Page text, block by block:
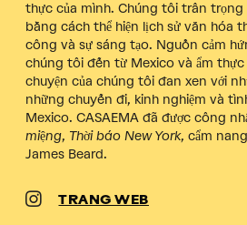
thực của mình. Chúng tôi trân
bằng cách thể hiện lịch sử văn hóa
công và sự sáng tạo. Nguồn cảm
chúng tôi đến từ Mexico và ẩm thực
chuyện của chúng tôi đan xen với
những chuyến đi, kinh nghiệm và
Mexico. CASAEMA đã được công
miệng, Thời báo New York, cẩm
James Beard.
TRANG WEB